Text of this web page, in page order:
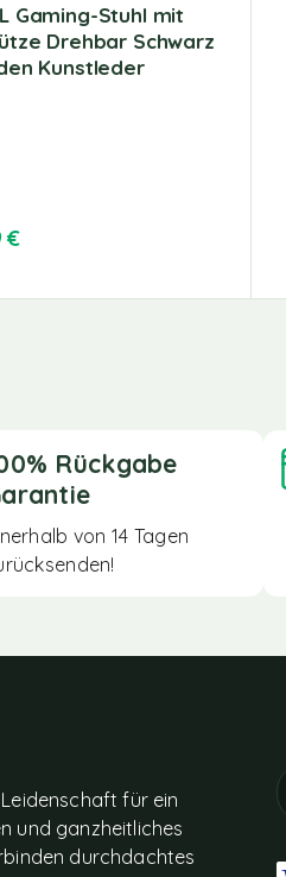
Gaming-Stuhl mit
Drehbar Schwarz
Kunstleder
€
Rückgabe
von 14 Tagen
für ein
und ganzheitliches
durchdachtes